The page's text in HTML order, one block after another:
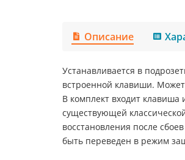
Описание
Устанавливается в
встроенной клавиши.
В комплект входит клавиша
существующей
восстановления после
быть переведен в режим